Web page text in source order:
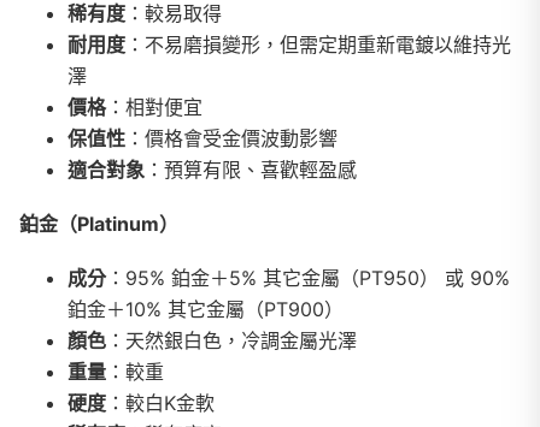
稀有度 ：較易取得
耐用度 ：不易磨損變形，但需定期重新電鍍以維持光
澤
價格：相對便宜
保值性 ：價格會受金價波動影響
適合對象 ：預算有限、喜歡輕盈感
鉑金（Platinum）
成分：95% 鉑金＋5% 其它金屬（PT950） 或 90%
鉑金＋10% 其它金屬（PT900）
顏色 ：天然銀白色，冷調金屬光澤
重量 ：較重
硬度 ：較白K金軟